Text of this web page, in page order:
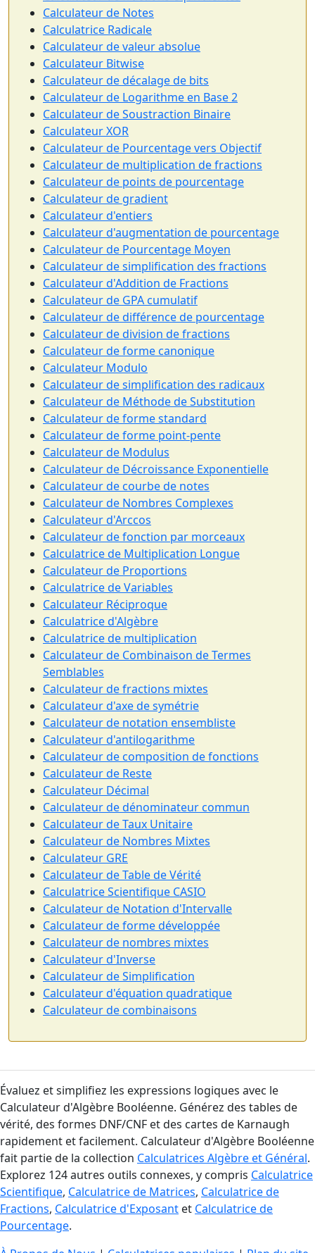
Calculateur de Notes
Calculatrice Radicale
Calculateur de valeur absolue
Calculateur Bitwise
Calculateur de décalage de bits
Calculateur de Logarithme en Base 2
Calculateur de Soustraction Binaire
Calculateur XOR
Calculateur de Pourcentage vers Objectif
Calculateur de multiplication de fractions
Calculateur de points de pourcentage
Calculateur de gradient
Calculateur d'entiers
Calculateur d'augmentation de pourcentage
Calculateur de Pourcentage Moyen
Calculateur de simplification des fractions
Calculateur d'Addition de Fractions
Calculateur de GPA cumulatif
Calculateur de différence de pourcentage
Calculateur de division de fractions
Calculateur de forme canonique
Calculateur Modulo
Calculateur de simplification des radicaux
Calculateur de Méthode de Substitution
Calculateur de forme standard
Calculateur de forme point-pente
Calculateur de Modulus
Calculateur de Décroissance Exponentielle
Calculateur de courbe de notes
Calculateur de Nombres Complexes
Calculateur d'Arccos
Calculateur de fonction par morceaux
Calculatrice de Multiplication Longue
Calculateur de Proportions
Calculatrice de Variables
Calculateur Réciproque
Calculatrice d'Algèbre
Calculatrice de multiplication
Calculateur de Combinaison de Termes
Semblables
Calculateur de fractions mixtes
Calculateur d'axe de symétrie
Calculateur de notation ensembliste
Calculateur d'antilogarithme
Calculateur de composition de fonctions
Calculateur de Reste
Calculateur Décimal
Calculateur de dénominateur commun
Calculateur de Taux Unitaire
Calculateur de Nombres Mixtes
Calculateur GRE
Calculateur de Table de Vérité
Calculatrice Scientifique CASIO
Calculateur de Notation d'Intervalle
Calculateur de forme développée
Calculateur de nombres mixtes
Calculateur d'Inverse
Calculateur de Simplification
Calculateur d'équation quadratique
Calculateur de combinaisons
Évaluez et simplifiez les expressions logiques avec le
Calculateur d'Algèbre Booléenne. Générez des tables de
vérité, des formes DNF/CNF et des cartes de Karnaugh
rapidement et facilement. Calculateur d'Algèbre Booléenne
fait partie de la collection Calculatrices Algèbre et Général.
Explorez 124 autres outils connexes, y compris Calculatrice
Scientifique, Calculatrice de Matrices, Calculatrice de
Fractions, Calculatrice d'Exposant et Calculatrice de
Pourcentage.